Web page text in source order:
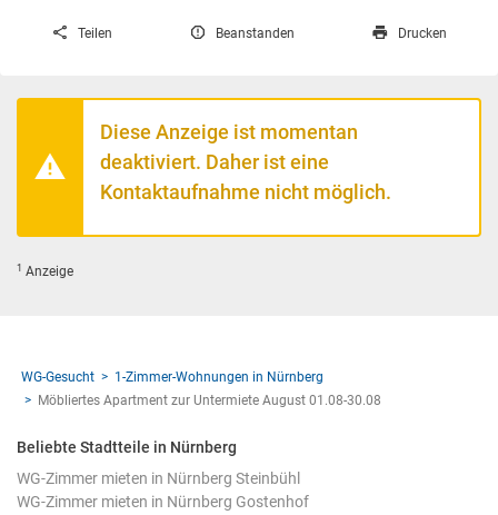
Teilen Beanstanden Drucken
Diese Anzeige ist momentan
deaktiviert. Daher ist eine
Kontaktaufnahme nicht möglich.
1 Anzeige
WG-Gesucht
1-Zimmer-Wohnungen in Nürnberg
Möbliertes Apartment zur Untermiete August 01.08-30.08
Beliebte Stadtteile in Nürnberg
WG-Zimmer mieten in Nürnberg Steinbühl
WG-Zimmer mieten in Nürnberg Gostenhof